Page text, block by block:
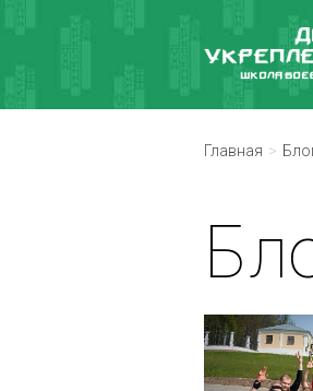
Главная